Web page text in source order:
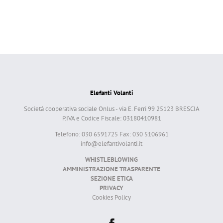
Elefanti Volanti
Società cooperativa sociale Onlus - via E. Ferri 99 25123 BRESCIA
P.IVA e Codice Fiscale: 03180410981
Telefono: 030 6591725 Fax: 030 5106961
info@elefantivolanti.it
WHISTLEBLOWING
AMMINISTRAZIONE TRASPARENTE
SEZIONE ETICA
PRIVACY
Cookies Policy